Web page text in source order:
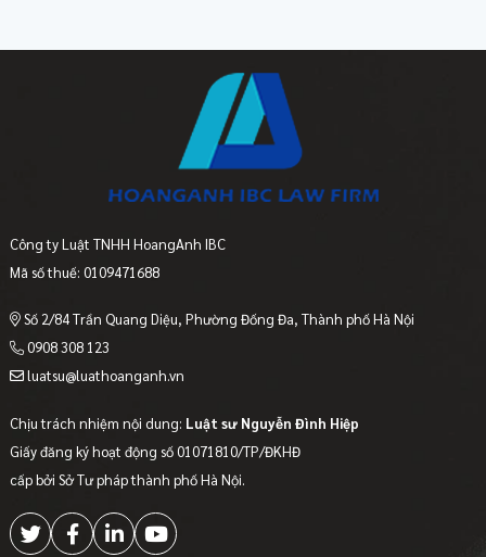
Công ty Luật TNHH HoangAnh IBC
Mã số thuế: 0109471688
Số 2/84 Trần Quang Diệu, Phường Đống Đa, Thành phố Hà Nội
0908 308 123
luatsu@luathoanganh.vn
Chịu trách nhiệm nội dung: Luật sư Nguyễn Đình Hiệp
Giấy đăng ký hoạt động số 01071810/TP/ĐKHĐ
cấp bởi Sở Tư pháp thành phố Hà Nội.